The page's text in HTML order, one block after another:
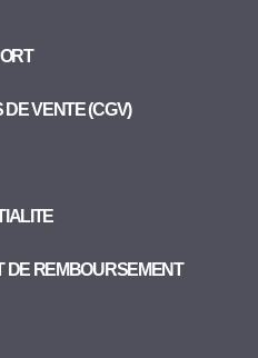
VENTE (CGV)
DE REMBOURSEMENT